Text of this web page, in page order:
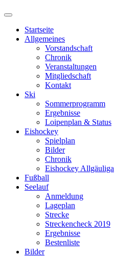
Suchfeld
ein-/ausblenden
Startseite
Allgemeines
Vorstandschaft
Chronik
Veranstaltungen
Mitgliedschaft
Kontakt
Ski
Sommerprogramm
Ergebnisse
Loipenplan & Status
Eishockey
Spielplan
Bilder
Chronik
Eishockey Allgäuliga
Fußball
Seelauf
Anmeldung
Lageplan
Strecke
Streckencheck 2019
Ergebnisse
Bestenliste
Bilder